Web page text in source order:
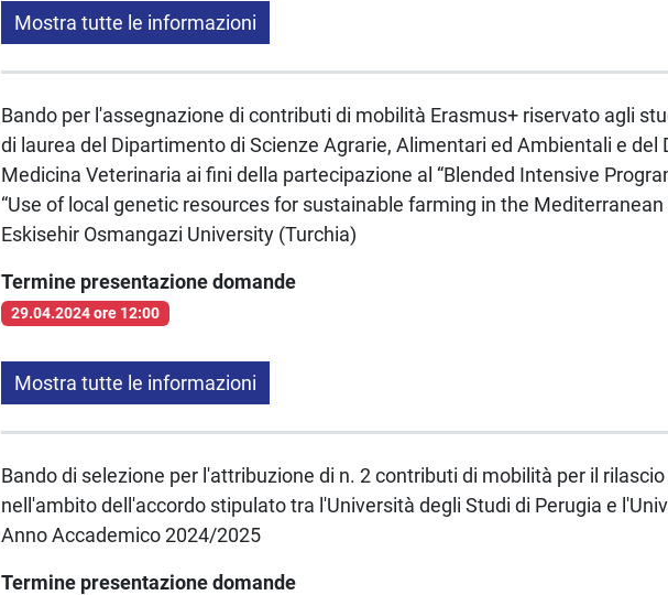
Mostra tutte le informazioni
Bando per l'assegnazione di contributi di mobilità Erasmus+ riservato agli
di laurea del Dipartimento di Scienze Agrarie, Alimentari ed Ambientali e del
Medicina Veterinaria ai fini della partecipazione al “Blended Intensive
“Use of local genetic resources for sustainable farming in the Mediterranean
Eskisehir Osmangazi University (Turchia)
Termine presentazione domande
29.04.2024 ore 12:00
Mostra tutte le informazioni
Bando di selezione per l'attribuzione di n. 2 contributi di mobilità per il
nell'ambito dell'accordo stipulato tra l'Università degli Studi di Perugia e
Anno Accademico 2024/2025
Termine presentazione domande